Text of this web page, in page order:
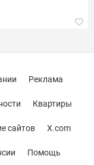
Реклама
Квартиры
сайтов X.com
Помощь